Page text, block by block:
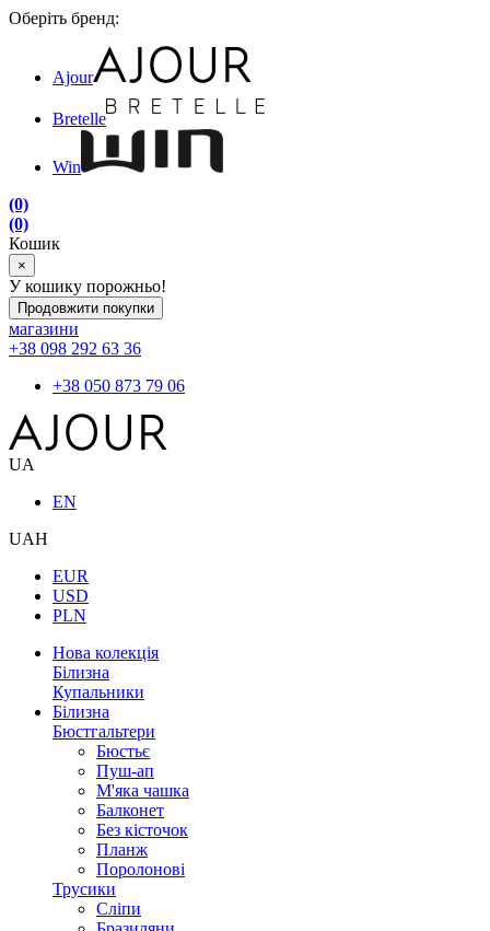
Оберіть бренд:
Ajour
Bretelle
Win
(0)
(0)
Кошик
×
У кошику порожньо!
Продовжити покупки
магазини
+38 098 292 63 36
+38 050 873 79 06
UA
EN
UAH
EUR
USD
PLN
Нова колекція
Білизна
Купальники
Білизна
Бюстгальтери
Бюстьє
Пуш-ап
М'яка чашка
Балконет
Без кісточок
Планж
Поролонові
Трусики
Сліпи